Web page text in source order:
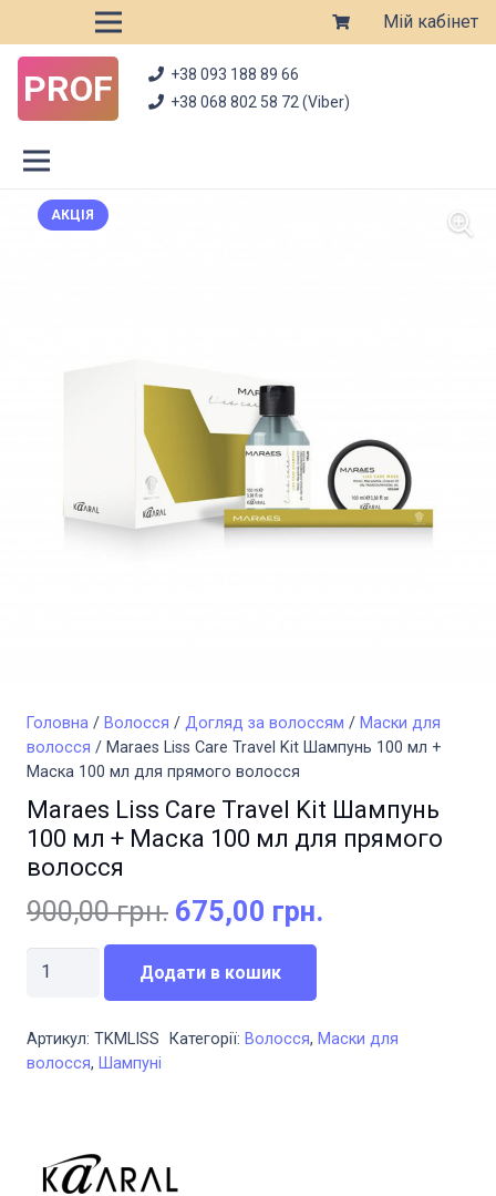
Мій кабінет
PROF
+38 093 188 89 66
+38 068 802 58 72 (Viber)
АКЦІЯ
Головна / Волосся / Догляд за волоссям / Маски для
волосся / Maraes Liss Care Travel Kit Шампунь 100 мл +
Маска 100 мл для прямого волосся
Maraes Liss Care Travel Kit Шампунь
100 мл + Маска 100 мл для прямого
волосся
900,00грн. Оригінальна
ціна:
900,00 грн..
675,00 грн.
Maraes
Travel
мл
Додати в кошик
Артикул: TKMLISS Категорії: Волосся, Маски для
волосся, Шампуні